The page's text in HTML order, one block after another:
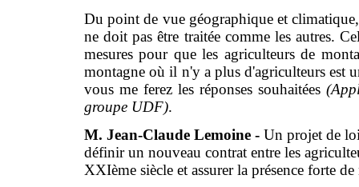
Du point de vue géographique et
ne doit pas être traitée comme les autres.
mesures pour que les agriculteurs de
montagne où il n'y a plus d'agriculteurs est
vous me ferez les réponses souhaitées
groupe UDF).
M. Jean-Claude Lemoine -Un projet de
définir un nouveau contrat entre les
XXIème siècle et assurer la présence forte